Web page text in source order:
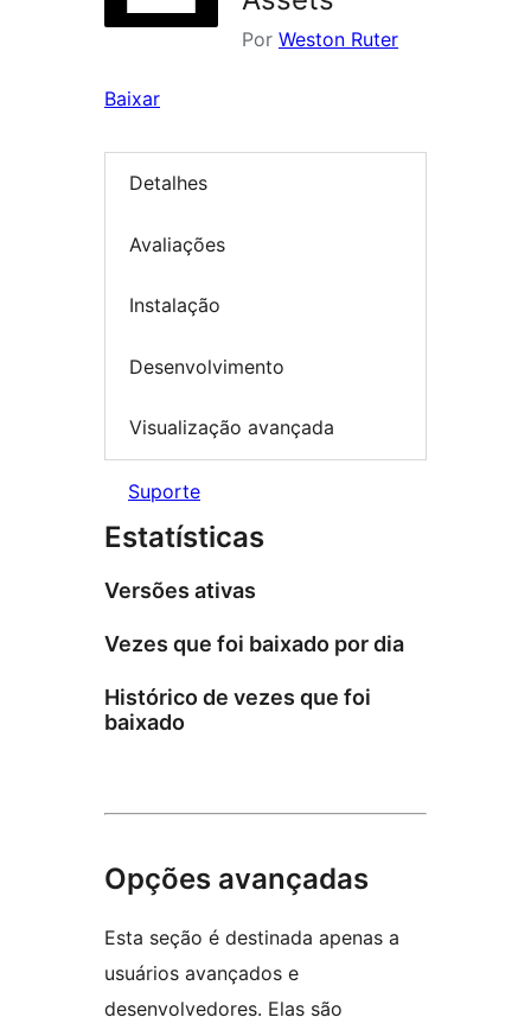
Por Weston Ruter
Baixar
Detalhes
Avaliações
Instalação
Desenvolvimento
Visualização avançada
Suporte
Estatísticas
Versões ativas
Vezes que foi baixado por dia
Histórico de vezes que foi
baixado
Opções avançadas
Esta seção é destinada apenas a
usuários avançados e
desenvolvedores. Elas são